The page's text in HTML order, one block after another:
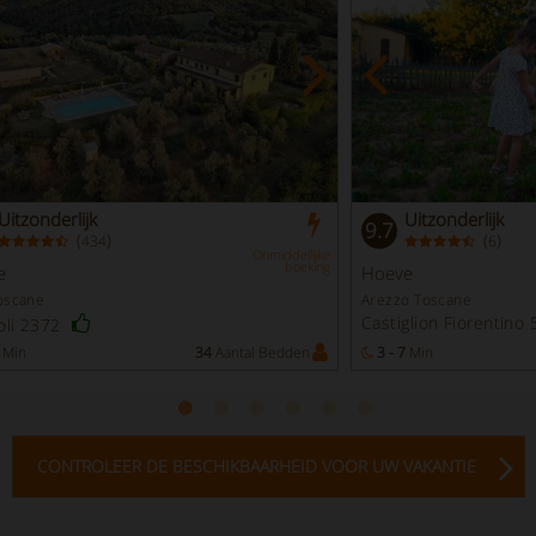
Uitzonderlijk
( 434 )
Onmiddellijke
boeking
2372
Min 34 Aantal Bedden
9.7 Uitzonderlijk
( )
Hoeve
Arezzo Toscane
Castiglion Fiorentino
3 - 7 Min
CONTROLEER DE BESCHIKBAARHEID VOOR UW VAKANTIE